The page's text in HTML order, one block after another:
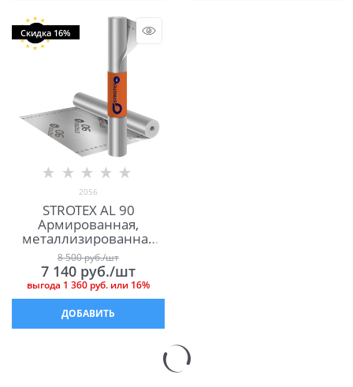
Скидка 16%
2056
STROTEX AL 90
Армированная,
металлизированная
пароизоляция
8 500 руб./шт
7 140 руб./шт
выгода 1 360 руб. или 16%
ДОБАВИТЬ